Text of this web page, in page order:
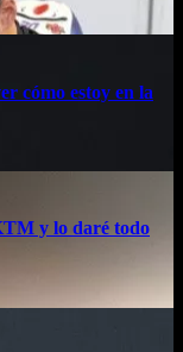
cómo estoy en la
y lo daré todo